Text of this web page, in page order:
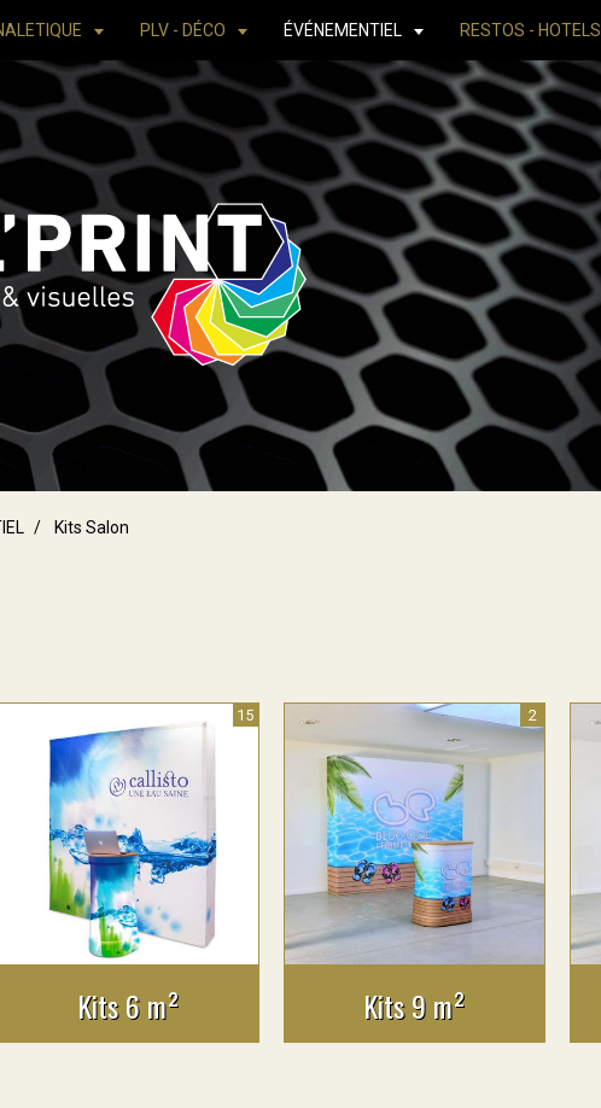
PLV - DÉCO ÉVÉNEMENTIEL RESTOS - HOTELS
Kits Salon
15
Kits 6 m²
2
Kits 9 m²